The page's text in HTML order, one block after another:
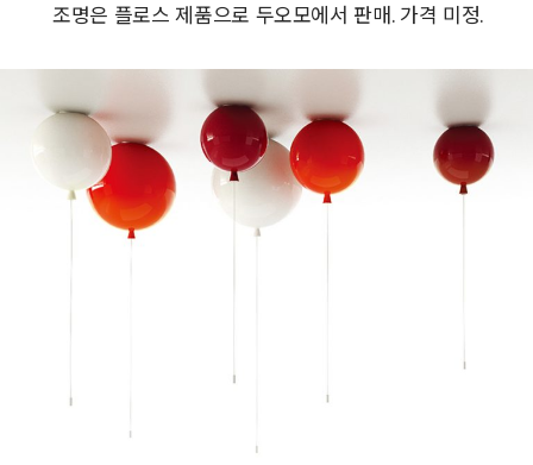
조명은 플로스 제품으로 두오모에서 판매. 가격 미정.